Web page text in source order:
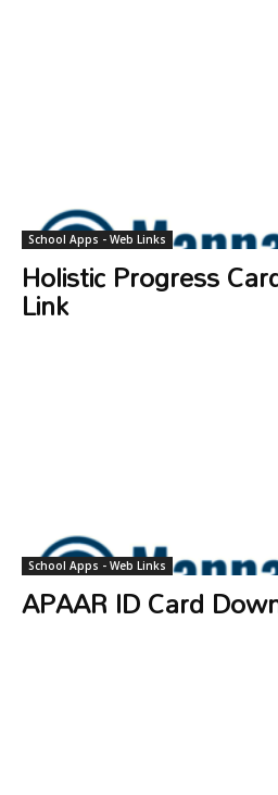
School Apps - Web Links
Holistic Progress
Link
School Apps - Web Links
APAAR ID Card